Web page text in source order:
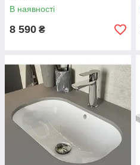
В наявності
8 590 ₴